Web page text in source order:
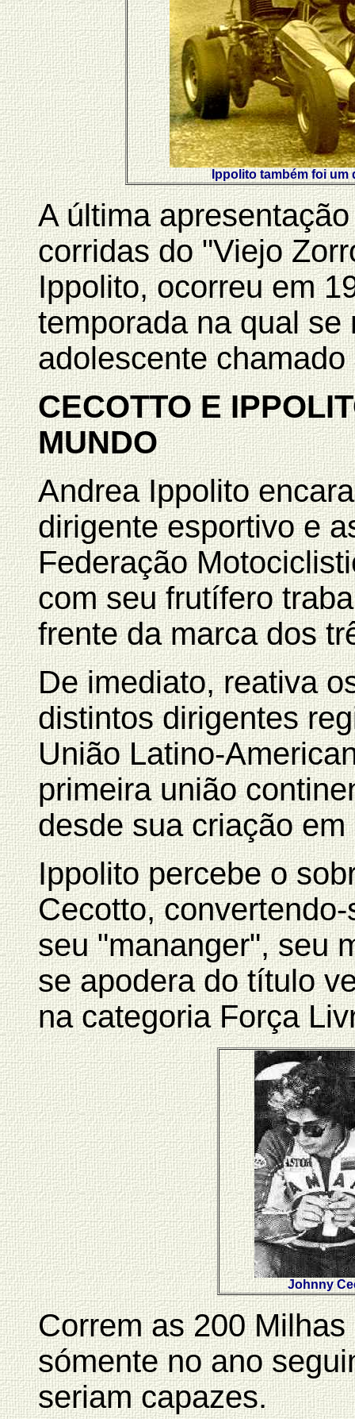
Ippolito também foi um
A última
corridas do "Viejo
Ippolito, ocorreu em
temporada na qual
adolescente
CECOTTO E
MUNDO
Andrea Ippolito
dirigente esportivo e
Federação
com seu frutífero
frente da marca dos
De imediato, reativa
distintos dirigentes
União Latino-
primeira união
desde sua criação em
Ippolito percebe o
Cecotto,
seu "mananger", seu
se apodera do título
na categoria Força
Johnny
Correm as 200
sómente no ano
seriam capazes.